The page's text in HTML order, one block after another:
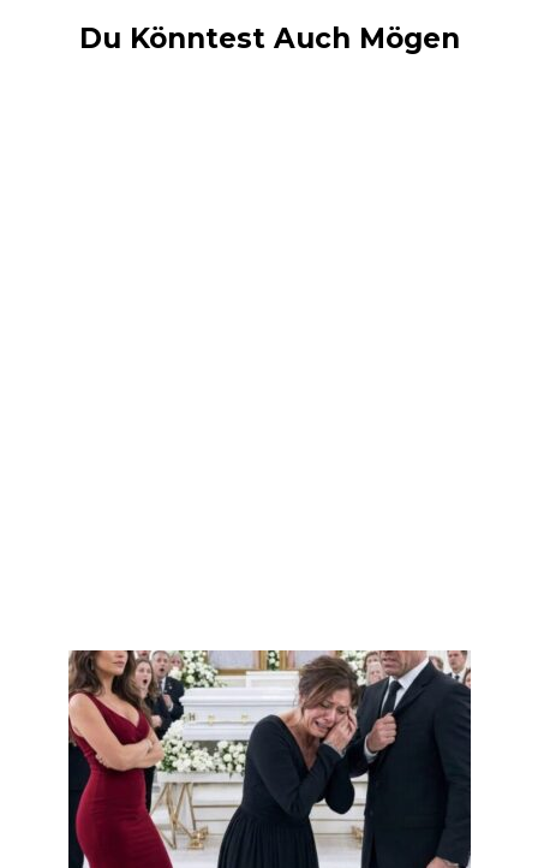
Du Könntest Auch Mögen